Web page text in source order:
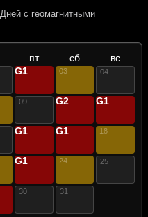
Дней с геомагнитными
пт сб вс
02
G1 03 04
09 10
G2 11
G1
16
G1 17
G1 18
23
G1 24 25
30 31